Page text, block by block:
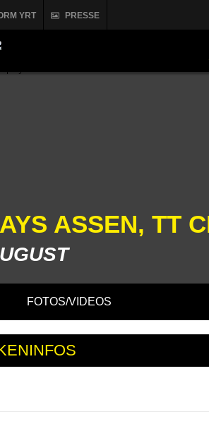
YRT PRESSE
ASSEN, TT
FOTOS/VIDEOS